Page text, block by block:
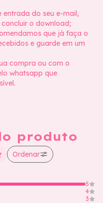
entrada do seu e-mail,
o download;
que já faça o
e guarde em um
compra ou com o
whatsapp que
produto
Ordenar
5
4
3